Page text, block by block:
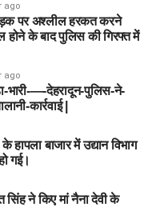
ago
पर अश्लील हरकत करने
होने के बाद पुलिस की गिरफ्त में
ago
भारी-—-देहरादून-पुलिस-ने-
कार्रवाई |
बाजार में उद्यान विभाग
गई।
सिंह ने किए मां नैना देवी के